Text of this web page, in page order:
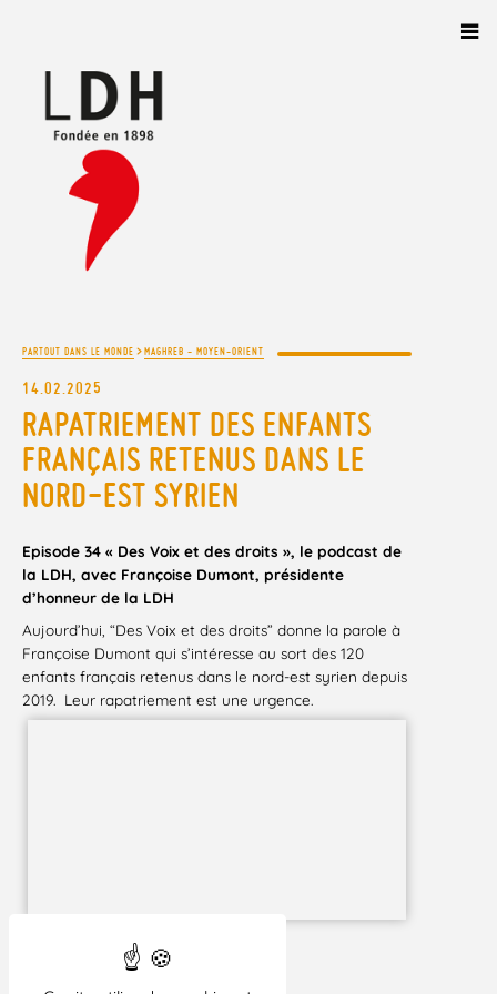
PARTOUT DANS LE MONDE >MAGHREB - MOYEN-ORIENT
14.02.2025
RAPATRIEMENT DES ENFANTS
FRANÇAIS RETENUS DANS LE
NORD-EST SYRIEN
Episode 34 « Des Voix et des droits », le podcast de
la LDH, avec Françoise Dumont, présidente
d’honneur de la LDH
Aujourd’hui, “Des Voix et des droits” donne la parole à
Françoise Dumont qui s’intéresse au sort des 120
enfants français retenus dans le nord-est syrien depuis
2019. Leur rapatriement est une urgence.
Temps d’écoute : 18 min 03 s